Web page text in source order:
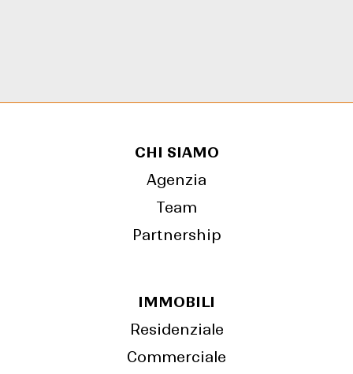
CHI SIAMO
Agenzia
Team
Partnership
IMMOBILI
Residenziale
Commerciale